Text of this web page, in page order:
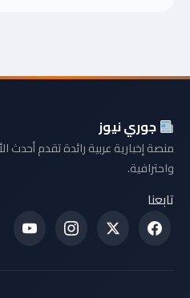
جوري نيوز
منصة إخبارية عربية رائدة تقدم أحدث
واحترافية.
تابعنا